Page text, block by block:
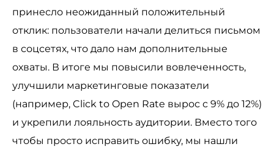
принесло неожиданный положительный
отклик: пользователи начали делиться письмом
в соцсетях, что дало нам дополнительные
охваты. В итоге мы повысили вовлеченность,
улучшили маркетинговые показатели
(например, Click to Open Rate вырос с 9% до 12%)
и укрепили лояльность аудитории. Вместо того
чтобы просто исправить ошибку, мы нашли